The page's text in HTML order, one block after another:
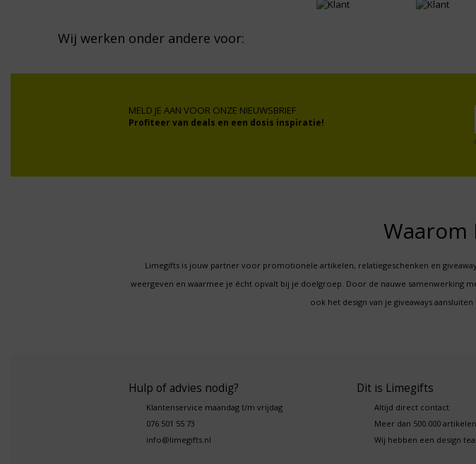
Wij werken onder andere voor:
MELD JE AAN VOOR ONZE NIEUWSBRIEF
Profiteer van deals en een dosis inspiratie!
Limegifts is jouw partner voor promotionele artikelen, relatiegeschenken en
weergeven en waarmee je écht opvalt bij je doelgroep. Door de nauwe samenwerking
ook het design van je giveaways
Hulp of advies nodig?
Klantenservice maandag t/m vrijdag
076 501 55 73
info@limegifts.nl
Dit is Limegifts
Altijd direct contact
Meer dan 500.000 artikelen
Wij hebben een design